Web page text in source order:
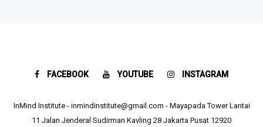
FACEBOOK YOUTUBE INSTAGRAM
InMind Institute - inmindinstitute@gmail.com - Mayapada Tower Lantai
11 Jalan Jenderal Sudirman Kavling 28 Jakarta Pusat 12920